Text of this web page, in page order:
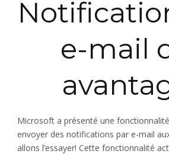
e-mail
Microsoft a présenté une
envoyer des notifications par e-mail
allons l’essayer! Cette fonctionnalité